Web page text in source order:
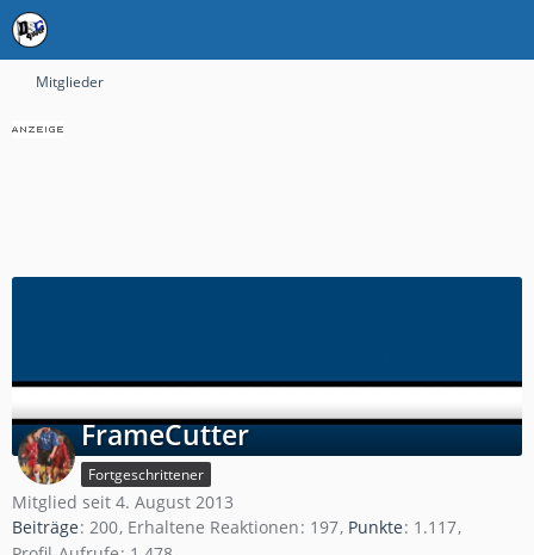
Mitglieder
FrameCutter
Fortgeschrittener
Mitglied seit 4. August 2013
Beiträge 200 Erhaltene Reaktionen 197 Punkte 1.117